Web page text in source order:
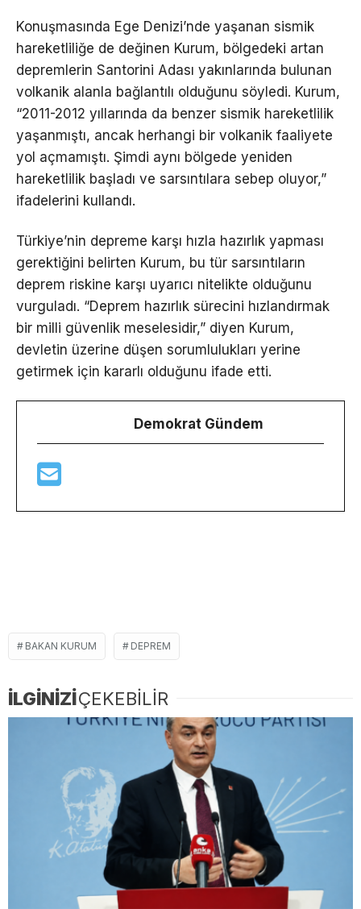
Konuşmasında Ege Denizi’nde yaşanan sismik
hareketliliğe de değinen Kurum, bölgedeki artan
depremlerin Santorini Adası yakınlarında bulunan
volkanik alanla bağlantılı olduğunu söyledi. Kurum,
“2011-2012 yıllarında da benzer sismik hareketlilik
yaşanmıştı, ancak herhangi bir volkanik faaliyete
yol açmamıştı. Şimdi aynı bölgede yeniden
hareketlilik başladı ve sarsıntılara sebep oluyor,”
ifadelerini kullandı.
Türkiye’nin depreme karşı hızla hazırlık yapması
gerektiğini belirten Kurum, bu tür sarsıntıların
deprem riskine karşı uyarıcı nitelikte olduğunu
vurguladı. “Deprem hazırlık sürecini hızlandırmak
bir milli güvenlik meselesidir,” diyen Kurum,
devletin üzerine düşen sorumlulukları yerine
getirmek için kararlı olduğunu ifade etti.
Demokrat Gündem
BAKAN KURUM DEPREM
İLGİNİZİÇEKEBİLİR